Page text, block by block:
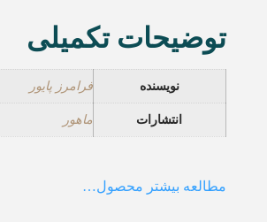
توضیحات تکمیلی
نویسنده فرامرز پایور
انتشارات ماهور
مطالعه بیشتر محصول…